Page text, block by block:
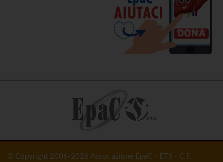
© Copyright 2006-2026 Associazione EpaC - ETS - C.F.